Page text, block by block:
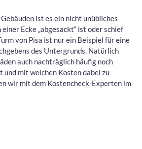
ist es ein nicht unübliches
einer Ecke „abgesackt“ ist oder schief
von Pisa ist nur ein Beispiel für eine
des Untergrunds. Natürlich
auch nachträglich häufig noch
und mit welchen Kosten dabei zu
wir mit dem Kostencheck-Experten im